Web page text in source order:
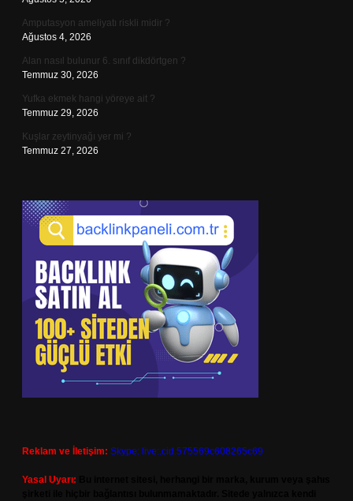
Amputasyon ameliyatı riskli midir ?
Ağustos 4, 2026
Alan nasıl bulunur 6. sınıf dikdörtgen ?
Temmuz 30, 2026
Yufka ekmek hangi yöreye ait ?
Temmuz 29, 2026
Kuşlar zeytinyağı yer mi ?
Temmuz 27, 2026
Reklam ve İletişim: Skype: live:.cid.575569c608265c69
Yasal Uyarı: